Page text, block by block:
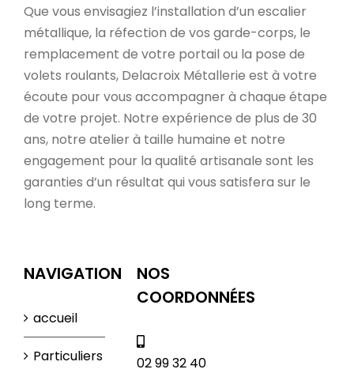
Que vous envisagiez l’installation d’un escalier
métallique, la réfection de vos garde-corps, le
remplacement de votre portail ou la pose de
volets roulants, Delacroix Métallerie est à votre
écoute pour vous accompagner à chaque étape
de votre projet. Notre expérience de plus de 30
ans, notre atelier à taille humaine et notre
engagement pour la qualité artisanale sont les
garanties d’un résultat qui vous satisfera sur le
long terme.
NAVIGATION
accueil
Particuliers
NOS
COORDONNÉES
02 99 32 40